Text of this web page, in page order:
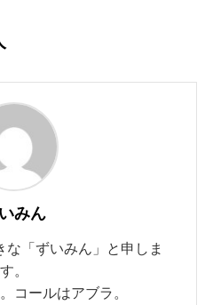
みん
な「ずいみん」と申しま
す。
コールはアブラ。